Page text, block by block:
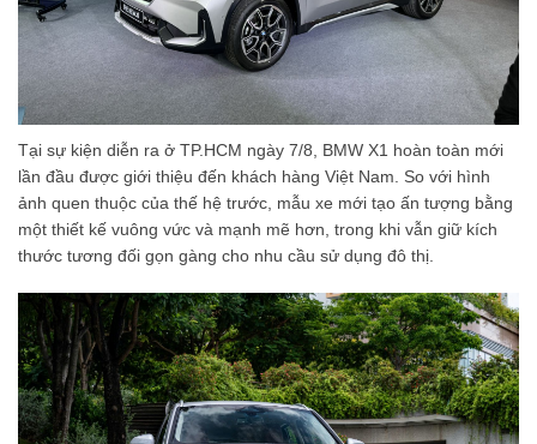
Tại sự kiện diễn ra ở TP.HCM ngày 7/8, BMW X1 hoàn toàn mới
lần đầu được giới thiệu đến khách hàng Việt Nam. So với hình
ảnh quen thuộc của thế hệ trước, mẫu xe mới tạo ấn tượng bằng
một thiết kế vuông vức và mạnh mẽ hơn, trong khi vẫn giữ kích
thước tương đối gọn gàng cho nhu cầu sử dụng đô thị.